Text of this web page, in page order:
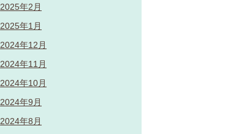
2025年2月
2025年1月
2024年12月
2024年11月
2024年10月
2024年9月
2024年8月